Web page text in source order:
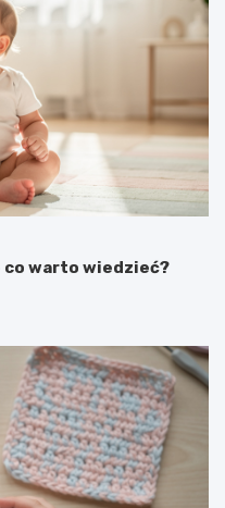
co warto wiedzieć?